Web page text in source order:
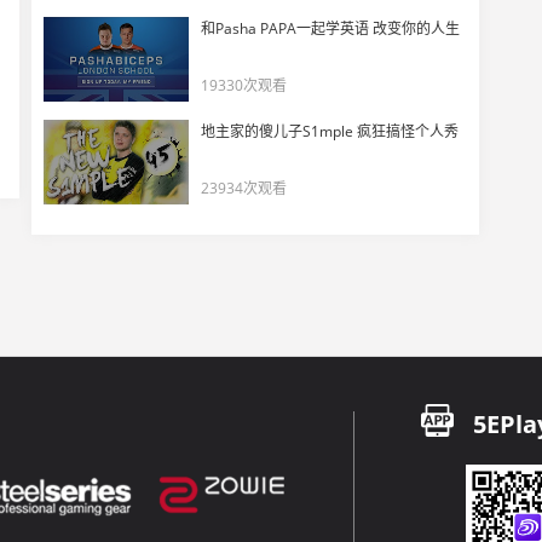
和Pasha PAPA一起学英语 改变你的人生
19330次观看
地主家的傻儿子S1mple 疯狂搞怪个人秀
23934次观看